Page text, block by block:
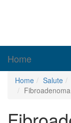
Home
Home Salute